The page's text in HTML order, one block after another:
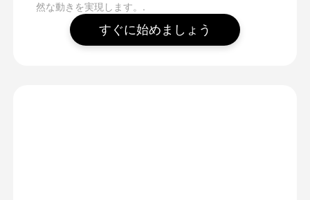
然な動きを実現します。.
すぐに始めましょう